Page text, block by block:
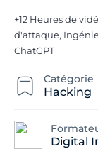
Catégorie
Hacking
Digital
+12 Heures de
d'attaque,
ChatGPT